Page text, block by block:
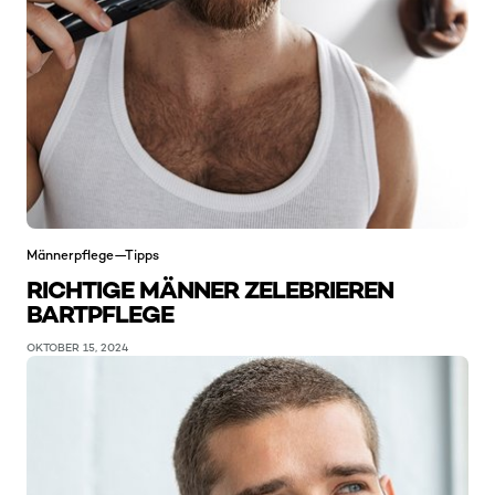
Männerpflege—Tipps
RICHTIGE MÄNNER ZELEBRIEREN
BARTPFLEGE
OKTOBER 15, 2024